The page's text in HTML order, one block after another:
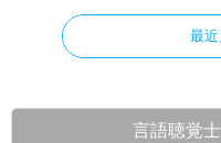
最
言語聴覚